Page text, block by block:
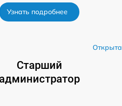
Узнать подробнее
Открыта
Старший
администратор